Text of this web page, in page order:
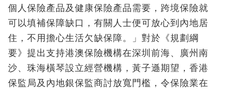
個人保險產品及健康保險產品需要，跨境保險就
可以填補保障缺口，有關人士便可放心到內地居
住，不用擔心生活欠缺保障。」對於《規劃綱
要》提出支持港澳保險機構在深圳前海、廣州南
沙、珠海橫琴設立經營機構，黃子遜期望，香港
保監局及內地銀保監商討放寬門檻，令保險業在